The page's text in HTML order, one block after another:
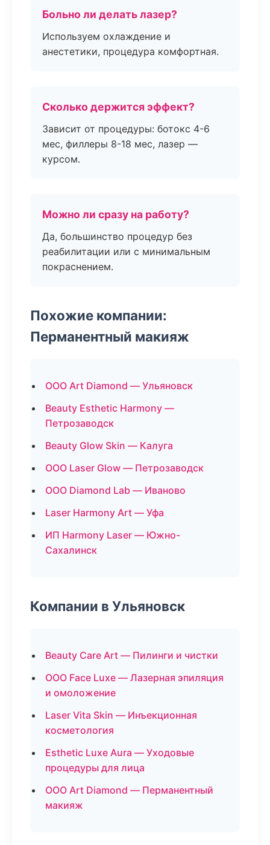
Больно ли делать лазер?
Используем охлаждение и
анестетики, процедура комфортная.
Сколько держится эффект?
Зависит от процедуры: ботокс 4-6
мес, филлеры 8-18 мес, лазер —
курсом.
Можно ли сразу на работу?
Да, большинство процедур без
реабилитации или с минимальным
покраснением.
Похожие компании:
Перманентный макияж
ООО Art Diamond — Ульяновск
Beauty Esthetic Harmony —
Петрозаводск
Beauty Glow Skin — Калуга
ООО Laser Glow — Петрозаводск
ООО Diamond Lab — Иваново
Laser Harmony Art — Уфа
ИП Harmony Laser — Южно-
Сахалинск
Компании в Ульяновск
Beauty Care Art — Пилинги и чистки
ООО Face Luxe — Лазерная эпиляция
и омоложение
Laser Vita Skin — Инъекционная
косметология
Esthetic Luxe Aura — Уходовые
процедуры для лица
ООО Art Diamond — Перманентный
макияж